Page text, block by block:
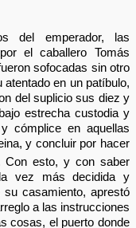
del emperador, las
el caballero Tomás
sofocadas sin otro
en un patíbulo,
del suplicio sus diez y
estrecha custodia y
cómplice en aquellas
y concluir por hacer
Con esto, y con saber
vez más decidida y
casamiento, aprestó
a las instrucciones
cosas, el puerto donde